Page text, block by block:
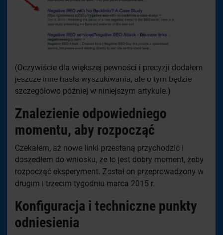
(Oczywiście dla większej pewności i precyzji dodałem
jeszcze inne hasła wyszukiwania, ale o tym będzie
szczegółowo później w niniejszym artykule.)
Znalezienie odpowiedniego
momentu, aby rozpocząć
Czekałem, aż nowe linki przestaną przychodzić i
doszedłem do wniosku, że to jest dobry moment, żeby
rozpocząć eksperyment. Został on przeprowadzony w
drugim i trzecim tygodniu marca 2015 r.
Konfiguracja i techniczne punkty
odniesienia